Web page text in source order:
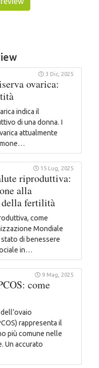
3 Dic, 2025
ovarica:
indica il
di una donna. I
attualmente
15 Lug, 2025
riproduttiva:
alla
della fertilità
come
Mondiale
di benessere
in…
9 Mag, 2025
come
rappresenta il
più comune nelle
Un accurato